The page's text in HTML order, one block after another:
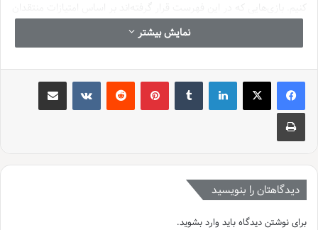
تعداد نصب و محبوبیت میان گیمرها انتخاب شده‌اند. در ادامه برای هر بازی
توضیحی مختصر مزایا و معایب آن و دلایل جذابیت آن ارائه می‌شود.
نمایش بیشتر
لینکدین ‫تامبلر ‫پین‌ترست‫رددیت ‫VKontakteاشتراک گذاری از طریق ایمیل
چاپ
دیدگاهتان را بنویسید
برای نوشتن دیدگاه باید وارد بشوید.